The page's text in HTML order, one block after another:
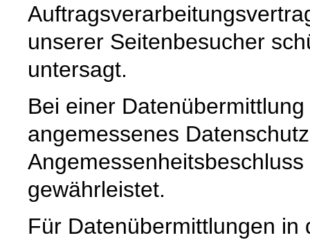
unserer Seitenbesucher
untersagt.
Bei einer
angemessenes
gewährleistet.
Für Datenübermittlungen in